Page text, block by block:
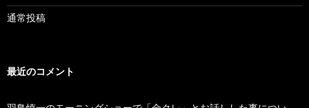
通常投稿
最近のコメント